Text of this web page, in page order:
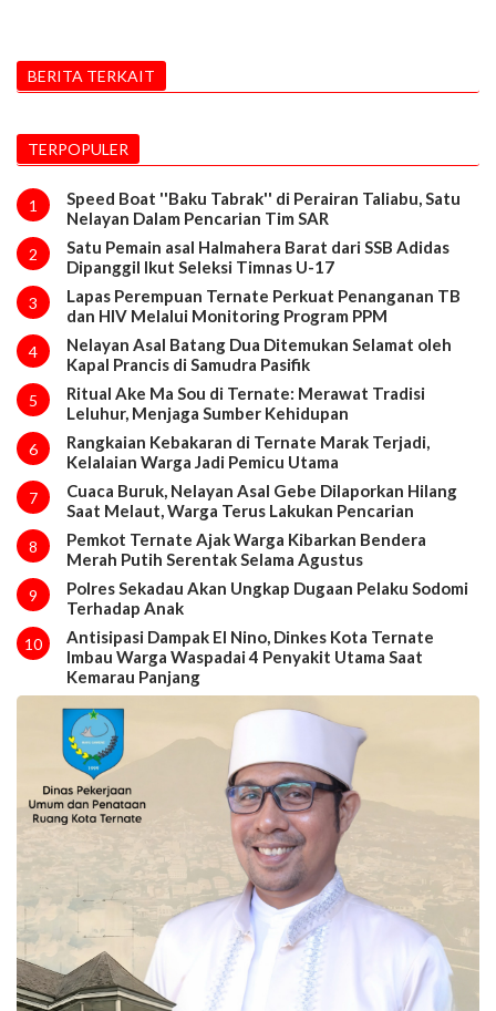
BERITA TERKAIT
TERPOPULER
1
Speed Boat ''Baku Tabrak'' di Perairan Taliabu, Satu
Nelayan Dalam Pencarian Tim SAR
2
Satu Pemain asal Halmahera Barat dari SSB Adidas
Dipanggil Ikut Seleksi Timnas U-17
3
Lapas Perempuan Ternate Perkuat Penanganan TB
dan HIV Melalui Monitoring Program PPM
4
Nelayan Asal Batang Dua Ditemukan Selamat oleh
Kapal Prancis di Samudra Pasifik
5
Ritual Ake Ma Sou di Ternate: Merawat Tradisi
Leluhur, Menjaga Sumber Kehidupan
6
Rangkaian Kebakaran di Ternate Marak Terjadi,
Kelalaian Warga Jadi Pemicu Utama
7
Cuaca Buruk, Nelayan Asal Gebe Dilaporkan Hilang
Saat Melaut, Warga Terus Lakukan Pencarian
8
Pemkot Ternate Ajak Warga Kibarkan Bendera
Merah Putih Serentak Selama Agustus
9
Polres Sekadau Akan Ungkap Dugaan Pelaku Sodomi
Terhadap Anak
10
Antisipasi Dampak El Nino, Dinkes Kota Ternate
Imbau Warga Waspadai 4 Penyakit Utama Saat
Kemarau Panjang